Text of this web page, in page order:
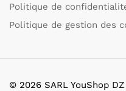
Politique de
Politique de gestion des
© 2026 SARL YouShop